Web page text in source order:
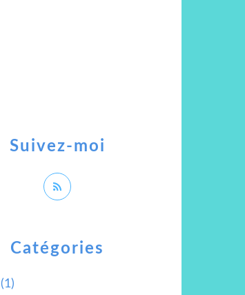
Catégories
(1)
Suivez-moi